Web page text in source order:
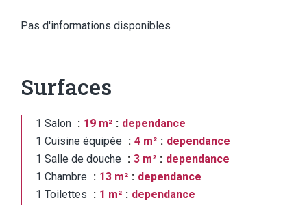
Pas d'informations disponibles
Surfaces
1 Salon 19 m²
dependance
1 Cuisine équipée
4 m²
dependance
1 Salle de douche
3 m²
dependance
1 Chambre
13 m²
dependance
1 Toilettes
1 m²
dependance